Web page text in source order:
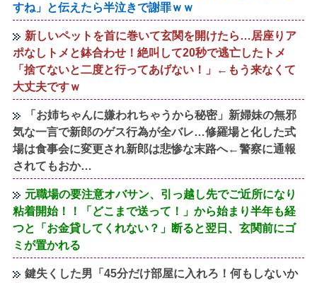
すね」と伝えたら半泣きで謝罪ｗｗ
新しいペットを首に巻いて玄関を開けたら…居座りア
ポなしトメと鉢合わせ！絶叫して20秒で逃亡したトメ
「捨てないと二度と行ってあげない！」←もう来なくて
大丈夫ですｗ
「お姉ちゃんに嫌われちゃうから秘密」新婦妹の無邪
気な一言で新郎のゲス行為が全バレ…修羅場と化した式
場は食事会に変更され新郎は悲惨な末路へ←警察に通報
されてもおか…
元職場の要注意オバサン、引っ越し先でご近所になり
粘着開始！！「どこまで送って！」から始まり半年も経
つと「お金貸してくれない？」断ると翌日、玄関前にゴ
ミが置かれる
鍵失くした男「45分だけ部屋に入れろ！何もしないか